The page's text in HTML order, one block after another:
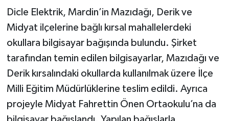
Dicle Elektrik, Mardin’in Mazıdağı, Derik ve
Midyat ilçelerine bağlı kırsal mahallelerdeki
okullara bilgisayar bağışında bulundu. Şirket
tarafından temin edilen bilgisayarlar, Mazıdağı ve
Derik kırsalındaki okullarda kullanılmak üzere İlçe
Milli Eğitim Müdürlüklerine teslim edildi. Ayrıca
projeyle Midyat Fahrettin Önen Ortaokulu’na da